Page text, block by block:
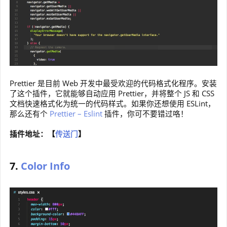
Prettier 是目前 Web 开发中最受欢迎的代码格式化程序。安装
了这个插件，它就能够自动应用 Prettier，并将整个 JS 和 CSS
文档快速格式化为统一的代码样式。如果你还想使用 ESLint，
那么还有个 Prettier – Eslint 插件，你可不要错过咯！
插件地址：【传送门】
7. Color Info